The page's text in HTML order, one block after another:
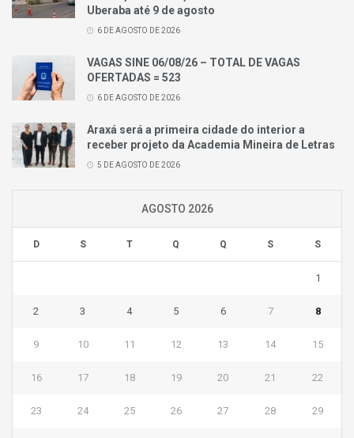
Uberaba até 9 de agosto
6 DE AGOSTO DE 2026
VAGAS SINE 06/08/26 – TOTAL DE VAGAS
OFERTADAS = 523
6 DE AGOSTO DE 2026
Araxá será a primeira cidade do interior a
receber projeto da Academia Mineira de Letras
5 DE AGOSTO DE 2026
AGOSTO 2026
D S T Q Q S S
1
2 3 4 5 6 7 8
9 10 11 12 13 14 15
16 17 18 19 20 21 22
23 24 25 26 27 28 29